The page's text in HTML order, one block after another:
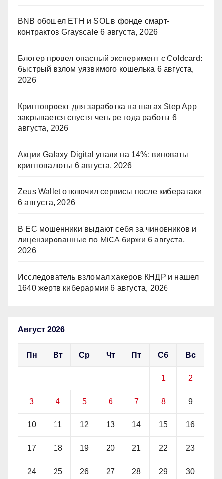
BNB обошел ETH и SOL в фонде смарт-
контрактов Grayscale 6 августа, 2026
Блогер провел опасный эксперимент с Coldcard:
быстрый взлом уязвимого кошелька 6 августа,
2026
Криптопроект для заработка на шагах Step App
закрывается спустя четыре года работы 6
августа, 2026
Акции Galaxy Digital упали на 14%: виноваты
криптовалюты 6 августа, 2026
Zeus Wallet отключил сервисы после кибератаки
6 августа, 2026
В ЕС мошенники выдают себя за чиновников и
лицензированные по MiCA биржи 6 августа,
2026
Исследователь взломал хакеров КНДР и нашел
1640 жертв киберармии 6 августа, 2026
Август 2026
Пн Вт Ср Чт Пт Сб Вс
1 2
3 4 5 6 7 8 9
10 11 12 13 14 15 16
17 18 19 20 21 22 23
24 25 26 27 28 29 30